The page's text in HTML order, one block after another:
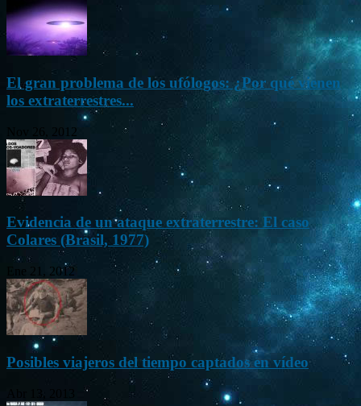
El gran problema de los ufólogos: ¿Por qué vienen
los extraterrestres...
Nov 26, 2012
Evidencia de un ataque extraterrestre: El caso
Colares (Brasil, 1977)
Ene 21, 2012
Posibles viajeros del tiempo captados en vídeo